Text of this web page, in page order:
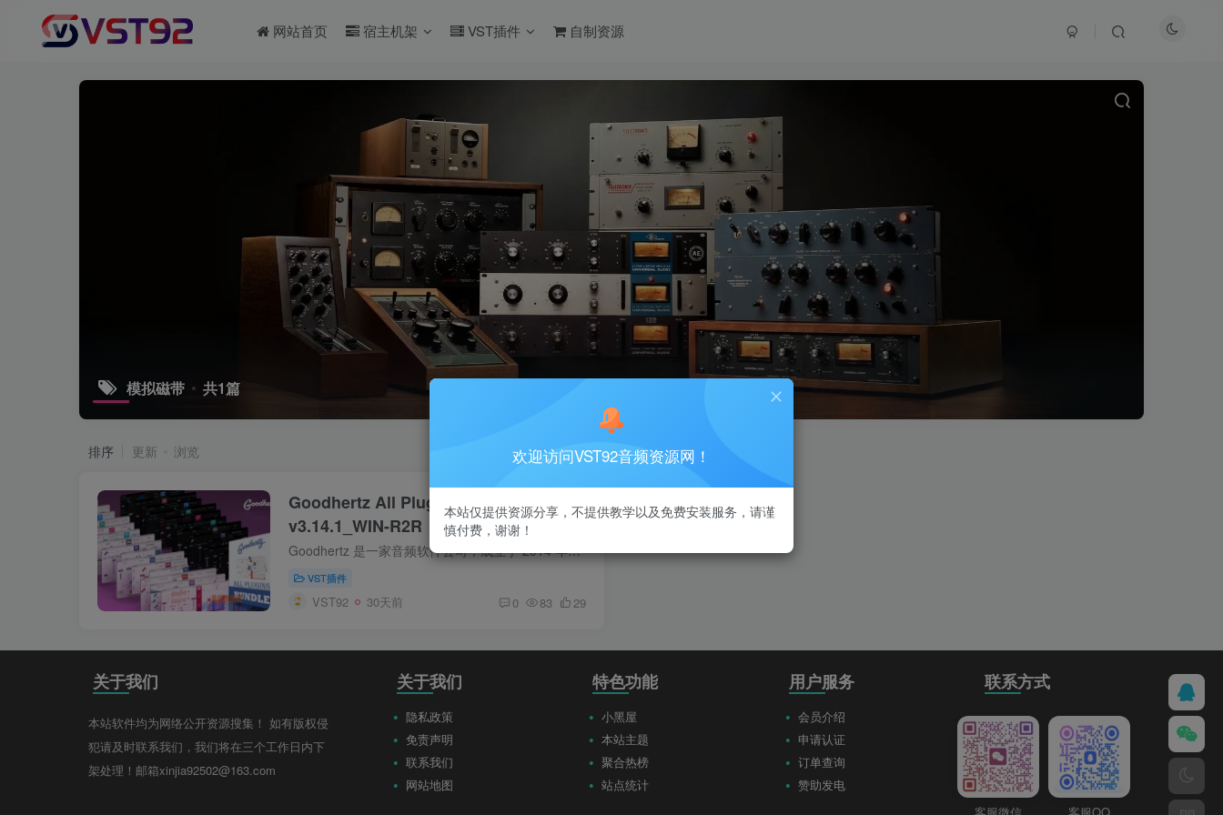
网站首页 宿主机架 VST插件 自制资源
模拟磁带 共1篇
排序 更新 浏览
Goodhertz All Plugins Bundle
v3.14.1_WIN-R2R（2026.07.09更新）
Goodhertz 是一家音频软件公司，成立于 2014 年初。我们的总部位于南加州，在佛蒙特州和首尔设有办事处。我们认为音频插件应该音质出色，并且易于使用。我们专注于制作最好的音频插件
VST插件
VST92 30天前 0 83 29
关于我们
本站软件均为网络公开资源搜集！ 如有版权侵
犯请及时联系我们，我们将在三个工作日内下
架处理！邮箱xinjia92502@163.com
关于我们
隐私政策
免责声明
联系我们
网站地图
特色功能
小黑屋
本站主题
聚合热榜
站点统计
用户服务
会员介绍
申请认证
订单查询
赞助发电
联系方式
客服微信 客服QQ
欢迎访问VST92音频资源网！
本站仅提供资源分享，不提供教学以及免费安装服务，请谨
慎付费，谢谢！